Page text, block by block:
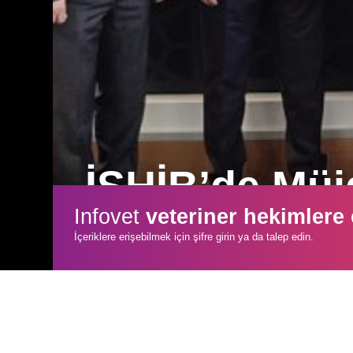
İSHİB’de
Listesinin tamamına yakınını
Infovetveteriner hekimlere
İçeriklere erişebilmek için şifre girin ya da talep edin.